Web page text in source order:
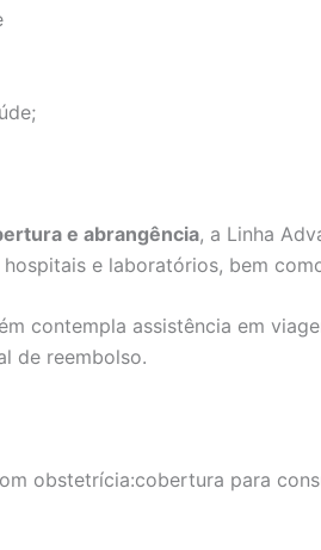
e abrangência, a Linha
e laboratórios, bem
contempla assistência em
de reembolso.
obstetrícia:cobertura para